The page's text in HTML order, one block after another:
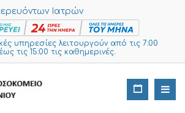
Ιατρών
υπηρεσίες λειτουργούν από τις 7:00
έως τις 15:00 τις καθημερινές.